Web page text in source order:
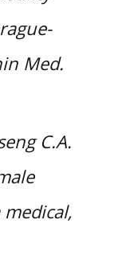
Med.
C.A.